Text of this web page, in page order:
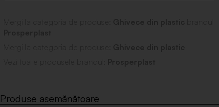
Produse asemănătoare